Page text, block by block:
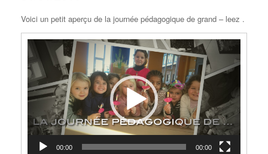
Voici un petit aperçu de la journée pédagogique de grand – leez .
Lecteur
vidéo
00:00 00:00